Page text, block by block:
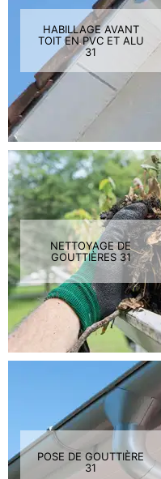
HABILLAGE AVANT
TOIT EN PVC ET ALU
31
NETTOYAGE DE
GOUTTIÈRES 31
POSE DE GOUTTIÈRE
31